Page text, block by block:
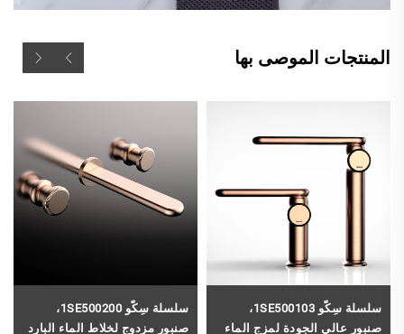
المنتجات الموصى بها
سلسلة سِكّو 1SE500103،
صنبور عالي الجودة لمزج الماء
سلسلة سِكّو 1SE500200،
صنبور مزدوج لخلاط الماء البارد